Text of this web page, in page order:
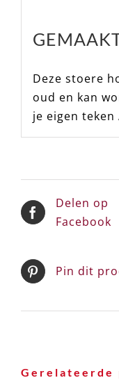
Deze stoere
oud en kan
je eigen
Delen op
Facebook
Pin dit
Gerelateerde